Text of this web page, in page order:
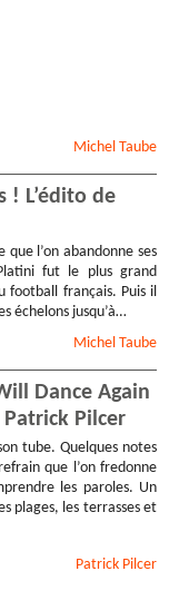
Michel Taube
! L’édito de
que l’on abandonne ses
fut le plus grand
football français. Puis il
échelons jusqu’à…
Michel Taube
Dance Again
Pilcer
tube. Quelques notes
que l’on fredonne
les paroles. Un
plages, les terrasses et
Patrick Pilcer